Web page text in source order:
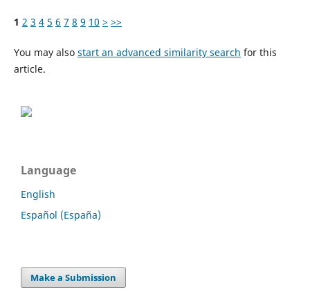
1 2 3 4 5 6 7 8 9 10 > >>
You may also start an advanced similarity search for this
article.
Language
English
Español (España)
Make a Submission